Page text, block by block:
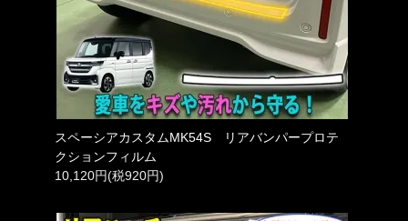
スペーシアカスタムMK54S リアバンパープロテ
クションフィルム
10,120円(税920円)